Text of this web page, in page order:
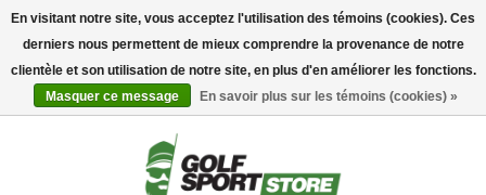
En visitant notre site, vous acceptez l'utilisation des témoins (cookies). Ces
derniers nous permettent de mieux comprendre la provenance de notre
clientèle et son utilisation de notre site, en plus d'en améliorer les fonctions.
Masquer ce message
En savoir plus sur les témoins (cookies) »